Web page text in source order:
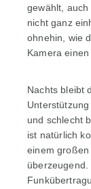
gewählt,
nicht ganz
ohnehin, wie
Kamera
Nachts bleibt
und schlecht
ist natürlich
einem großen
überzeugend.